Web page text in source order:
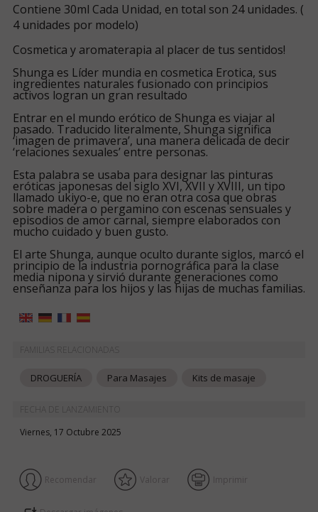
Contiene 30ml Cada Unidad, en total son 24 unidades. (
4 unidades por modelo)
Cosmetica y aromaterapia al placer de tus sentidos!
Shunga es Líder mundia en cosmetica Erotica, sus
ingredientes naturales fusionado con principios
activos logran un gran resultado
Entrar en el mundo erótico de Shunga es viajar al
pasado. Traducido literalmente, Shunga significa
‘imagen de primavera’, una manera delicada de decir
‘relaciones sexuales’ entre personas.
Esta palabra se usaba para designar las pinturas
eróticas japonesas del siglo XVI, XVII y XVIII, un tipo
llamado ukiyo-e, que no eran otra cosa que obras
sobre madera o pergamino con escenas sensuales y
episodios de amor carnal, siempre elaborados con
mucho cuidado y buen gusto.
El arte Shunga, aunque oculto durante siglos, marcó el
principio de la industria pornográfica para la clase
media nipona y sirvió durante generaciones como
enseñanza para los hijos y las hijas de muchas familias.
FAMILIAS RELACIONADAS
DROGUERÍA Para Masajes Kits de masaje
FECHA DE LANZAMIENTO
Viernes, 17 Octubre 2025
Recomendar Valorar Imprimir